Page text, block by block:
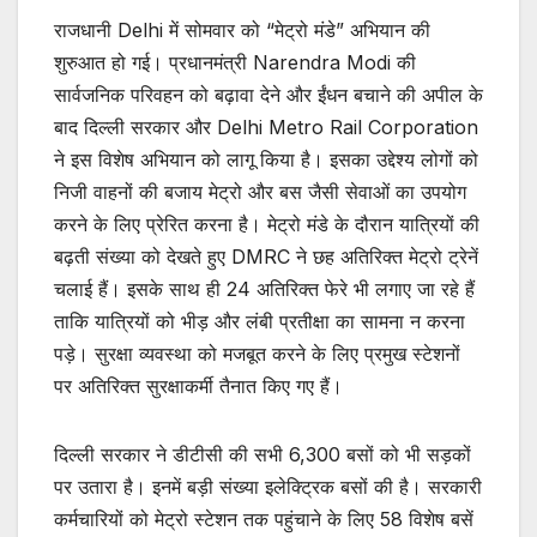
राजधानी Delhi में सोमवार को “मेट्रो मंडे” अभियान की
शुरुआत हो गई। प्रधानमंत्री Narendra Modi की
सार्वजनिक परिवहन को बढ़ावा देने और ईंधन बचाने की अपील के
बाद दिल्ली सरकार और Delhi Metro Rail Corporation
ने इस विशेष अभियान को लागू किया है। इसका उद्देश्य लोगों को
निजी वाहनों की बजाय मेट्रो और बस जैसी सेवाओं का उपयोग
करने के लिए प्रेरित करना है। मेट्रो मंडे के दौरान यात्रियों की
बढ़ती संख्या को देखते हुए DMRC ने छह अतिरिक्त मेट्रो ट्रेनें
चलाई हैं। इसके साथ ही 24 अतिरिक्त फेरे भी लगाए जा रहे हैं
ताकि यात्रियों को भीड़ और लंबी प्रतीक्षा का सामना न करना
पड़े। सुरक्षा व्यवस्था को मजबूत करने के लिए प्रमुख स्टेशनों
पर अतिरिक्त सुरक्षाकर्मी तैनात किए गए हैं।
दिल्ली सरकार ने डीटीसी की सभी 6,300 बसों को भी सड़कों
पर उतारा है। इनमें बड़ी संख्या इलेक्ट्रिक बसों की है। सरकारी
कर्मचारियों को मेट्रो स्टेशन तक पहुंचाने के लिए 58 विशेष बसें